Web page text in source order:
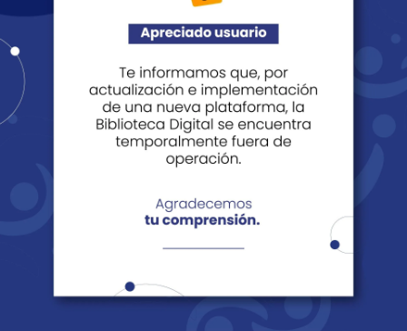
Entendido
Revista Fácil Vivir
Sedes Directorio Servicios En Línea